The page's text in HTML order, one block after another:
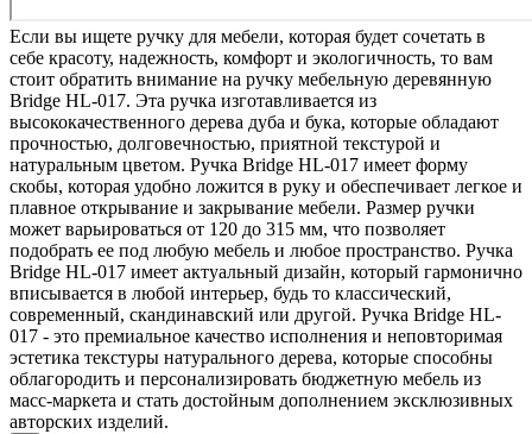
Если вы ищете ручку для мебели, которая будет сочетать в
себе красоту, надежность, комфорт и экологичность, то вам
стоит обратить внимание на ручку мебельную деревянную
Bridge HL-017. Эта ручка изготавливается из
высококачественного дерева дуба и бука, которые обладают
прочностью, долговечностью, приятной текстурой и
натуральным цветом. Ручка Bridge HL-017 имеет форму
скобы, которая удобно ложится в руку и обеспечивает легкое и
плавное открывание и закрывание мебели. Размер ручки
может варьироваться от 120 до 315 мм, что позволяет
подобрать ее под любую мебель и любое пространство. Ручка
Bridge HL-017 имеет актуальный дизайн, который гармонично
вписывается в любой интерьер, будь то классический,
современный, скандинавский или другой. Ручка Bridge HL-
017 - это премиальное качество исполнения и неповторимая
эстетика текстуры натурального дерева, которые способны
облагородить и персонализировать бюджетную мебель из
масс-маркета и стать достойным дополнением эксклюзивных
авторских изделий.